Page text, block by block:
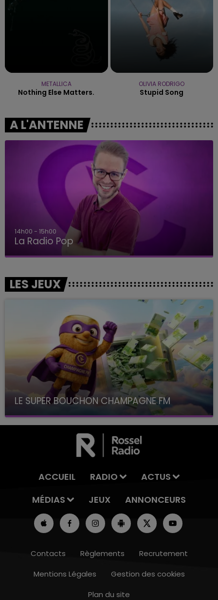
10h00 - 14h00
METALLICA
Nothing Else Matters.
OLIVIA RODRIGO
Stupid Song
A L'ANTENNE
14h00 - 15h00
La Radio Pop
LES JEUX
LE SUPER BOUCHON CHAMPAGNE FM
avec La Famille Champagne FM, à 8H10
ACCUEIL RADIO
ACTUS
MÉDIAS
JEUX ANNONCEURS
Contacts Règlements
Recrutement
Mentions Légales
Gestion des cookies
Plan du site